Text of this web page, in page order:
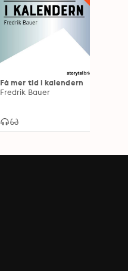
Få mer tid i kalendern
Fredrik Bauer